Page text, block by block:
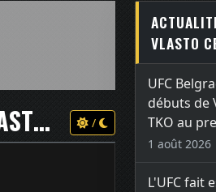
UFC FIGHT NIGHT 283 - GILBERT URBINA VS. VLASTO CEPO /
VLASTO
UFC
débuts de
TKO au
1 août 2026
L'UFC fait